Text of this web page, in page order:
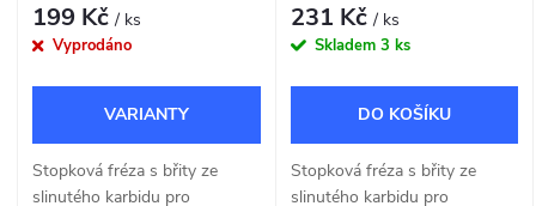
199 Kč/ ks
Vyprodáno
Stopková fréza s břity ze
slinutého karbidu pro
231 Kč/ ks
Skladem 3 ks
DO KOŠÍKU
Stopková fréza s břity ze
slinutého karbidu pro